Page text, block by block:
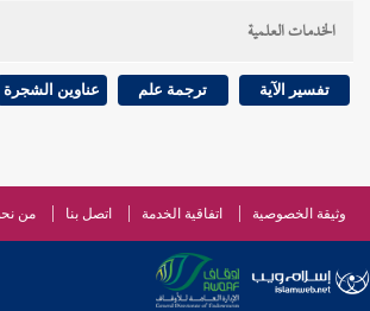
الخدمات العلمية
تفسير الآية ترجمة علم عناوين الشجرة
وثيقة الخصوصية اتفاقية الخدمة اتصل بنا من